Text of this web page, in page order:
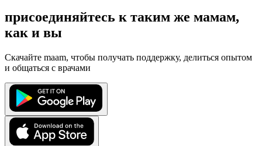
присоединяйтесь к таким же мамам,
как и вы
Скачайте maam, чтобы получать поддержку, делиться опытом
и общаться с врачами